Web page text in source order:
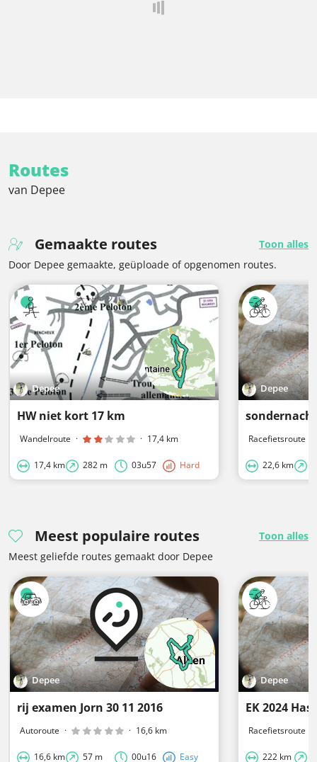
Routes
van Depee
Gemaakte routes
Toon alles
Door Depee gemaakte, geüploade of opgenomen routes.
Depee
HW niet kort 17 km
Wandelroute · · 17,4 km
17,4 km 282 m 03u57 Hard
Depee
Racefietsroute
22,6 km
Meest populaire routes
Toon alles
Meest geliefde routes gemaakt door Depee
Depee
rij examen Jorn 30 11 2016
Autoroute · · 16,6 km
16,6 km 57 m 00u16 Easy
Depee
EK 2024
Racefietsroute
222 km